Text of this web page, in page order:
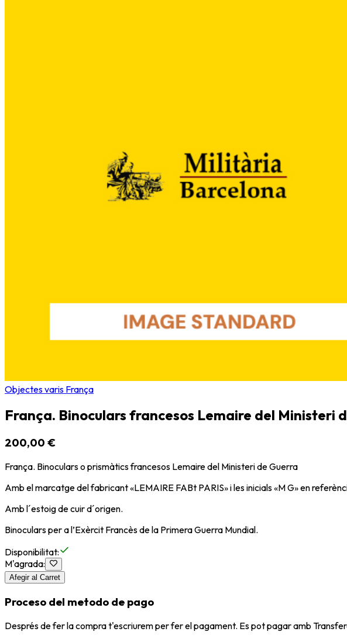
Objectes varis França
França. Binoculars francesos Lemaire del Ministeri
200,00 €
França. Binoculars o prismàtics francesos Lemaire del Ministeri de Guerra
Amb el marcatge del fabricant «LEMAIRE FABt PARIS» i les inicials «M G» en
Amb l´estoig de cuir d´origen.
Binoculars per a l’Exèrcit Francès de la Primera Guerra Mundial.
Disponibilitat:
M'agrada:
Afegir al Carret
Proceso del metodo de pago
Després de fer la compra t'escriurem per fer el pagament. Es pot pagar amb